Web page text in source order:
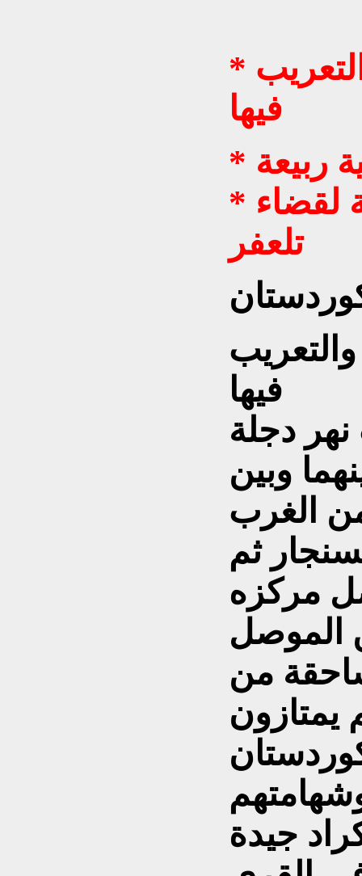
* قضاء تلعفر/ناحية ربيعة والتعريب
فيها
ربيعة
* ناحية زمار الكوردية التابعة لقضاء
تلعفر
فيها
دجلة
وبين
الغرب
ثم
مركزه
الموصل
من
يمتازون
جيدة